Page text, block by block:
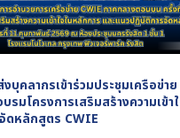
บุคลากรเข้าร่วมประชุมเครือข่า
มโครงการเสริมสร้างความเข้า
ดหลักสูตร CWIE